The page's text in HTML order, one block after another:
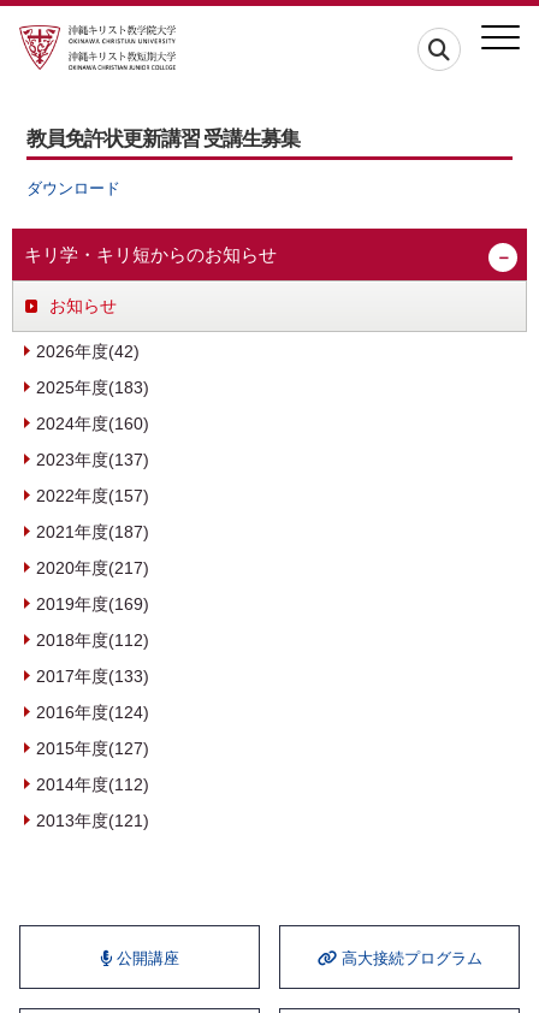
教員免許状更新講習 受講生募集
ダウンロード
キリ学・キリ短からのお知らせ
お知らせ
2026年度(42)
2025年度(183)
2024年度(160)
2023年度(137)
2022年度(157)
2021年度(187)
2020年度(217)
2019年度(169)
2018年度(112)
2017年度(133)
2016年度(124)
2015年度(127)
2014年度(112)
2013年度(121)
公開講座 ⾼⼤接続プログラム